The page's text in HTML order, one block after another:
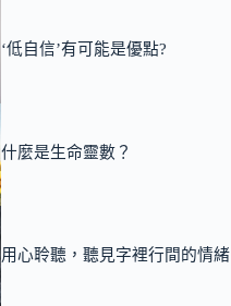
‘低自信’有可能是優點?
什麼是生命靈數？
用心聆聽，聽見字裡行間的情緒